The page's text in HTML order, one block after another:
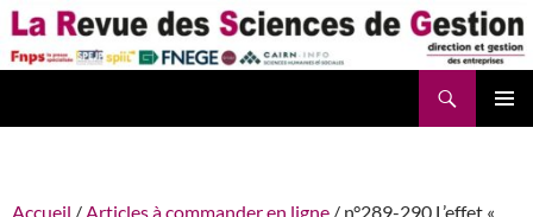
Aller
au
contenu
Accueil /Articles à commander en ligne / n°289-290 L’effet «